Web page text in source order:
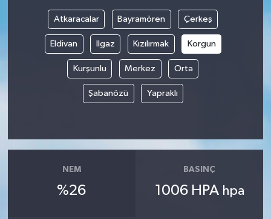
Atkaracalar Bayramören Çerkeş
Eldivan Ilgaz Kızılırmak Korgun
Kurşunlu Merkez Orta
Şabanözü Yapraklı
NEM
%26
BASINÇ
1006 HPA hpa
BİLİM&TEKNOLOJİ
BÖLGE